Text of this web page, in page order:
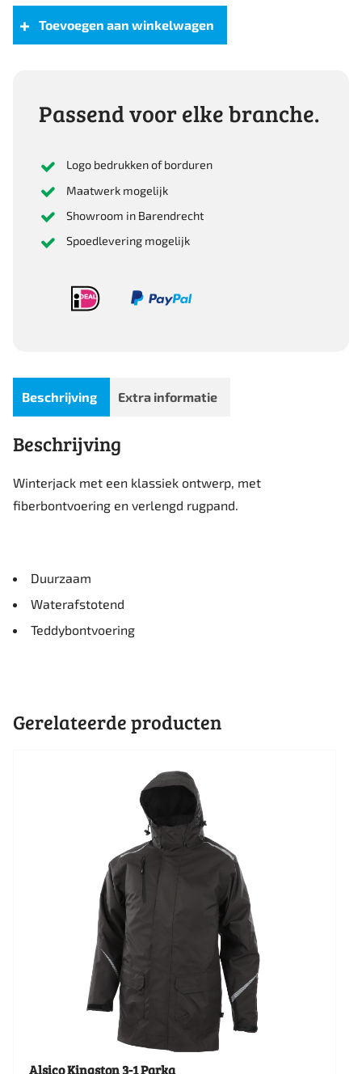
PP
Toevoegen aan winkelwagen
Passend voor elke branche.
Logo bedrukken of borduren
Maatwerk mogelijk
Showroom in Barendrecht
Spoedlevering mogelijk
Beschrijving Extra informatie
Beschrijving
Winterjack met een klassiek ontwerp, met
fiberbontvoering en verlengd rugpand.
Duurzaam
Waterafstotend
Teddybontvoering
Gerelateerde producten
Alsico Kingston 3-1 Parka